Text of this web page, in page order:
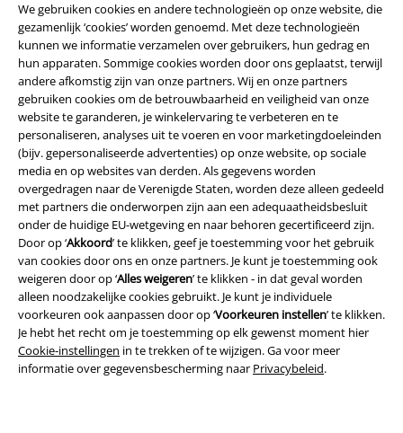
We gebruiken cookies en andere technologieën op onze website, die
gezamenlijk ‘cookies’ worden genoemd. Met deze technologieën
kunnen we informatie verzamelen over gebruikers, hun gedrag en
hun apparaten. Sommige cookies worden door ons geplaatst, terwijl
andere afkomstig zijn van onze partners. Wij en onze partners
gebruiken cookies om de betrouwbaarheid en veiligheid van onze
website te garanderen, je winkelervaring te verbeteren en te
personaliseren, analyses uit te voeren en voor marketingdoeleinden
(bijv. gepersonaliseerde advertenties) op onze website, op sociale
media en op websites van derden. Als gegevens worden
overgedragen naar de Verenigde Staten, worden deze alleen gedeeld
met partners die onderworpen zijn aan een adequaatheidsbesluit
onder de huidige EU-wetgeving en naar behoren gecertificeerd zijn.
Door op ‘Akkoord’ te klikken, geef je toestemming voor het gebruik
van cookies door ons en onze partners. Je kunt je toestemming ook
weigeren door op ‘Alles weigeren’ te klikken - in dat geval worden
alleen noodzakelijke cookies gebruikt. Je kunt je individuele
voorkeuren ook aanpassen door op ‘Voorkeuren instellen’ te klikken.
Je hebt het recht om je toestemming op elk gewenst moment hier
Cookie-instellingen in te trekken of te wijzigen. Ga voor meer
informatie over gegevensbescherming naar Privacybeleid.
Overige acties
Prijsvragen
Large Cadeaubonnen
Large Studentenkorting
EMP Backstage Club
Over Large
Partnerprogramma's
Duurzaamheid